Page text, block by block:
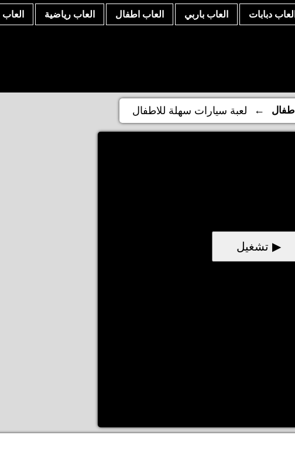
العاب دبابات العاب باربي العاب اطفال العاب رياضية
اطفال ← لعبة سيارات سهلة للاطفال
▶ تشغيل